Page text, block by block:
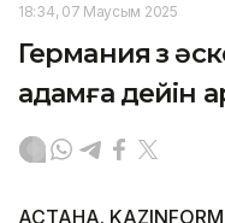
18:34, 07 Маусым 2025
Германия өз
адамға дейін
АСТАНА.